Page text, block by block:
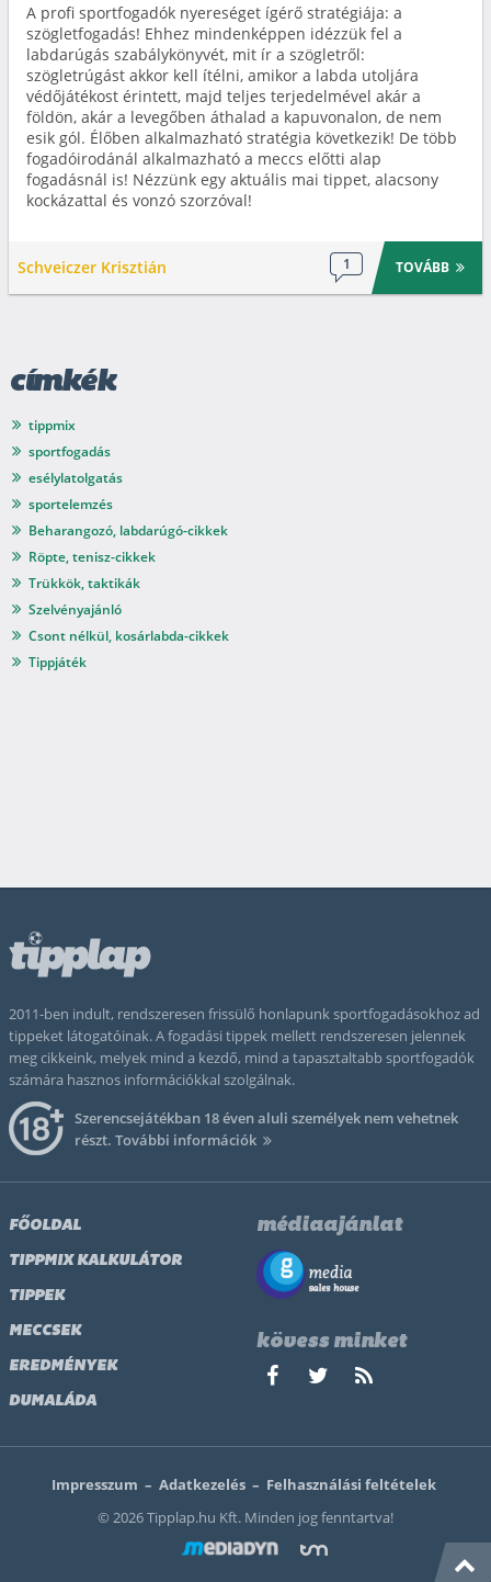
A profi sportfogadók nyereséget ígérő stratégiája: a
szögletfogadás! Ehhez mindenképpen idézzük fel a
labdarúgás szabálykönyvét, mit ír a szögletről:
szögletrúgást akkor kell ítélni, amikor a labda utoljára
védőjátékost érintett, majd teljes terjedelmével akár a
földön, akár a levegőben áthalad a kapuvonalon, de nem
esik gól. Élőben alkalmazható stratégia következik! De több
fogadóirodánál alkalmazható a meccs előtti alap
fogadásnál is! Nézzünk egy aktuális mai tippet, alacsony
kockázattal és vonzó szorzóval!
Schveiczer Krisztián 1 TOVÁBB
címkék
tippmix
sportfogadás
esélylatolgatás
sportelemzés
Beharangozó, labdarúgó-cikkek
Röpte, tenisz-cikkek
Trükkök, taktikák
Szelvényajánló
Csont nélkül, kosárlabda-cikkek
Tippjáték
2011-ben indult, rendszeresen frissülő honlapunk sportfogadásokhoz ad
tippeket látogatóinak. A fogadási tippek mellett rendszeresen jelennek
meg cikkeink, melyek mind a kezdő, mind a tapasztaltabb sportfogadók
számára hasznos információkkal szolgálnak.
Szerencsejátékban 18 éven aluli személyek nem vehetnek
részt. További információk
FŐOLDAL
TIPPMIX KALKULÁTOR
TIPPEK
MECCSEK
EREDMÉNYEK
DUMALÁDA
médiaajánlat
kövess minket
Impresszum – Adatkezelés – Felhasználási feltételek
© 2026 Tipplap.hu Kft. Minden jog fenntartva!